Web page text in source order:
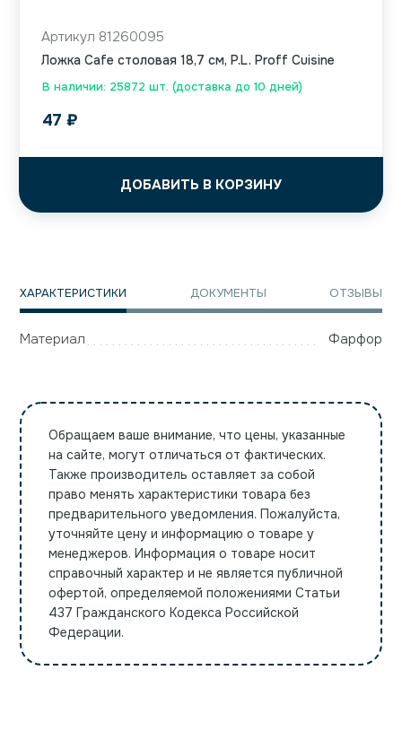
В наличии: 25872 шт. (доставка до 10 дней)
Артикул 81260095
Ложка Cafe столовая 18,7 см, P.L. Proff Cuisine
47 ₽
ДОБАВИТЬ В КОРЗИНУ
ХАРАКТЕРИСТИКИ ДОКУМЕНТЫ ОТЗЫВЫ
Материал Фарфор
Обращаем ваше внимание, что цены, указанные
на сайте, могут отличаться от фактических.
Также производитель оставляет за собой
право менять характеристики товара без
предварительного уведомления. Пожалуйста,
уточняйте цену и информацию о товаре у
менеджеров. Информация о товаре носит
справочный характер и не является публичной
офертой, определяемой положениями Статьи
437 Гражданского Кодекса Российской
Федерации.